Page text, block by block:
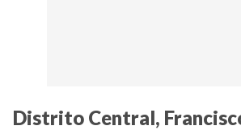
Distrito Central,